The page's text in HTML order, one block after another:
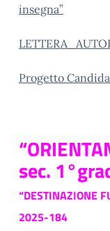
insegna”
Progetto
sec.
“DESTINAZIONE
2025-184